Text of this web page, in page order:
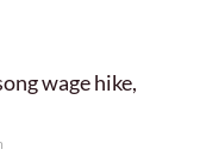
wage hike,